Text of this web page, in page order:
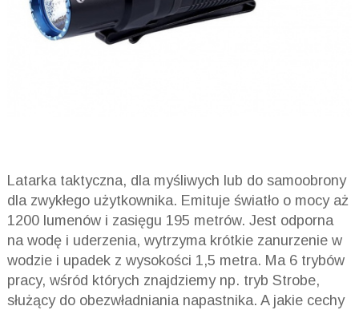
Latarka taktyczna, dla myśliwych lub do samoobrony
dla zwykłego użytkownika. Emituje światło o mocy aż
1200 lumenów i zasięgu 195 metrów. Jest odporna
na wodę i uderzenia, wytrzyma krótkie zanurzenie w
wodzie i upadek z wysokości 1,5 metra. Ma 6 trybów
pracy, wśród których znajdziemy np. tryb Strobe,
służący do obezwładniania napastnika. A jakie cechy